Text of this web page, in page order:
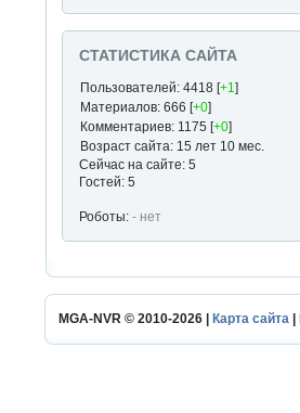
СТАТИСТИКА САЙТА
Пользователей: 4418 [+1]
Материалов: 666 [+0]
Комментариев: 1175 [+0]
Возраст сайта: 15 лет 10 мес.
Сейчас на сайте: 5
Гостей: 5
Роботы:- нет
MGA-NVR © 2010-2026 | Карта сайта